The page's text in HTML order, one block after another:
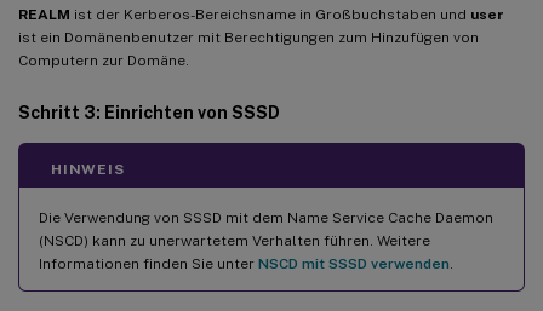
REALM ist der Kerberos-Bereichsname in Großbuchstaben und user
ist ein Domänenbenutzer mit Berechtigungen zum Hinzufügen von
Computern zur Domäne.
Schritt 3: Einrichten von SSSD
HINWEIS
Die Verwendung von SSSD mit dem Name Service Cache Daemon
(NSCD) kann zu unerwartetem Verhalten führen. Weitere
Informationen finden Sie unter NSCD mit SSSD verwenden